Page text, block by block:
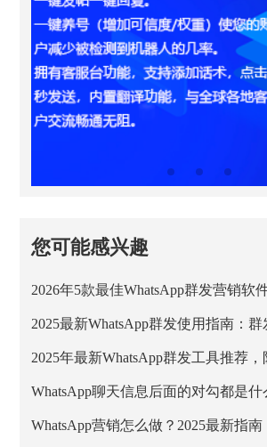
您可能感兴趣
2026年5款最佳WhatsApp群发营销软
WhatsApp聊天信息后面的对勾都是什
WhatsApp营销怎么做？2025最新指南